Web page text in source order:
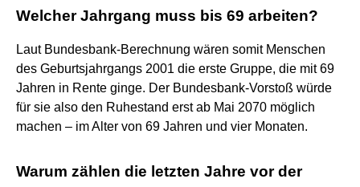
Welcher Jahrgang muss bis 69 arbeiten?
Laut Bundesbank-Berechnung wären somit Menschen
des Geburtsjahrgangs 2001 die erste Gruppe, die mit 69
Jahren in Rente ginge. Der Bundesbank-Vorstoß würde
für sie also den Ruhestand erst ab Mai 2070 möglich
machen – im Alter von 69 Jahren und vier Monaten.
Warum zählen die letzten Jahre vor der